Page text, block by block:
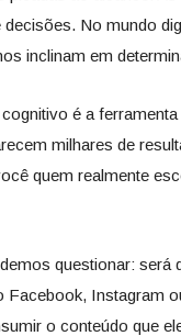
decisões. No mundo
inclinam em
é a
milhares de
quem realmente
questionar: será
Facebook, Instagram
o conteúdo que